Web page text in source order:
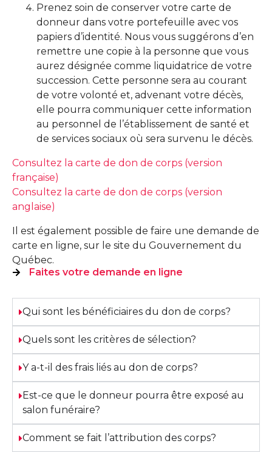
Prenez soin de conserver votre carte de
donneur dans votre portefeuille avec vos
papiers d’identité. Nous vous suggérons d’en
remettre une copie à la personne que vous
aurez désignée comme liquidatrice de votre
succession. Cette personne sera au courant
de votre volonté et, advenant votre décès,
elle pourra communiquer cette information
au personnel de l’établissement de santé et
de services sociaux où sera survenu le décès.
Consultez la carte de don de corps (version
française)
Consultez la carte de don de corps (version
anglaise)
Il est également possible de faire une demande de
carte en ligne, sur le site du Gouvernement du
Québec.
Faites votre demande en ligne
Qui sont les bénéficiaires du don de corps?
Quels sont les critères de sélection?
Y a-t-il des frais liés au don de corps?
Est-ce que le donneur pourra être exposé au
salon funéraire?
Comment se fait l’attribution des corps?